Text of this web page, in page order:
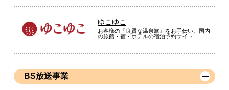
ゆこゆこ
お客様の『良質な温泉旅』をお手伝い。国内
の旅館・宿・ホテルの宿泊予約サイト
BS放送事業